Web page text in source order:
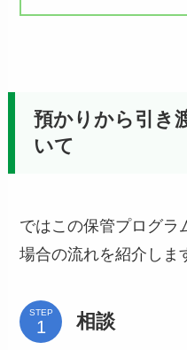
預かりから引き
いて
ではこの保管プログラ
場合の流れを紹介しま
STEP 相談